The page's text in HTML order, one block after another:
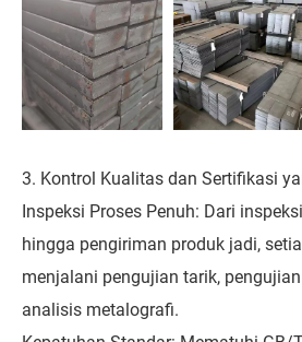
3. Kontrol Kualitas dan Sertifikasi
Inspeksi Proses Penuh: Dari
hingga pengiriman produk jadi,
menjalani pengujian tarik,
analisis metalografi.